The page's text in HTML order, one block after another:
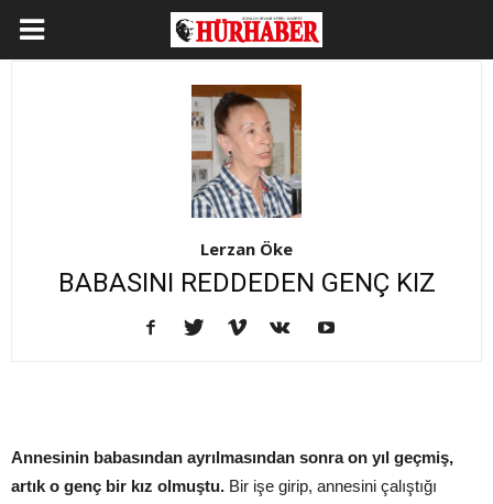
Lerzan Öke
BABASINI REDDEDEN GENÇ KIZ
Annesinin babasından ayrılmasından sonra on yıl geçmiş,
artık o genç bir kız olmuştu. Bir işe girip, annesini çalıştığı